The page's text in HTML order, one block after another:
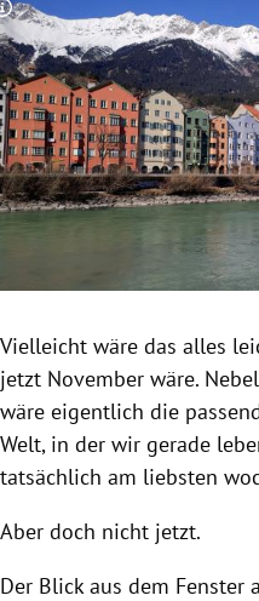
Untermenü
Untermenü
Untermenü
Untermenü
Copyright-Hinweis öffnen/
Vielleicht wäre das alles
jetzt November wäre.
wäre eigentlich die
Welt, in der wir gerade
tatsächlich am liebsten
Aber doch nicht jetzt.
Der Blick aus dem Fenster